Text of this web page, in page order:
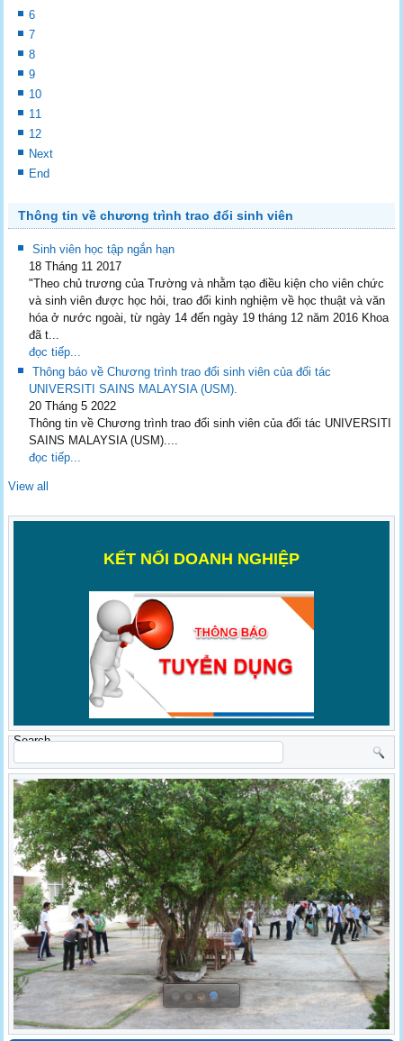
6
7
8
9
10
11
12
Next
End
Thông tin về chương trình trao đổi sinh viên
Sinh viên học tập ngắn hạn
18 Tháng 11 2017
"Theo chủ trương của Trường và nhằm tạo điều kiện cho viên chức
và sinh viên được học hỏi, trao đổi kinh nghiệm về học thuật và văn
hóa ở nước ngoài, từ ngày 14 đến ngày 19 tháng 12 năm 2016 Khoa
đã t...
đọc tiếp...
Thông báo về Chương trình trao đổi sinh viên của đối tác
UNIVERSITI SAINS MALAYSIA (USM).
20 Tháng 5 2022
Thông tin về Chương trình trao đổi sinh viên của đối tác UNIVERSITI
SAINS MALAYSIA (USM)....
đọc tiếp...
View all
KẾT NỐI DOANH NGHIỆP
Search